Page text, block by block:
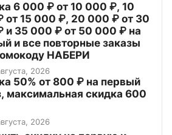
6 000 ₽ от 10 000 ₽, 10
от 15 000 ₽, 20 000 ₽ от 30
и 35 000 ₽ от 50 000 ₽ на
и все повторные заказы
НАБЕРИ
2026
50% от 800 ₽ на первый
максимальная скидка 600
2026